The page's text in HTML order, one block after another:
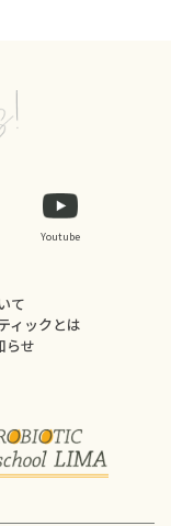
Youtube
て
ィックとは
らせ